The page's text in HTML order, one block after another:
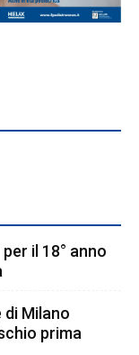
il 18° anno
di Milano
prima